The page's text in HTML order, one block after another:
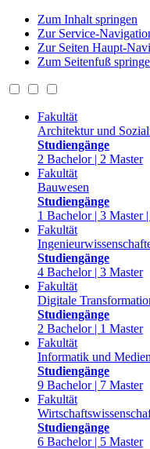
Zum Inhalt springen
Zur Service-
Zur Seiten Haupt-
Zum Seitenfuß
Fakultät
Architektur und
Studiengänge
2 Bachelor | 2 Master
Fakultät
Bauwesen
Studiengänge
1 Bachelor | 3 Master
Fakultät
Studiengänge
4 Bachelor | 3 Master
Fakultät
Digitale
Studiengänge
2 Bachelor | 1 Master
Fakultät
Informatik und Medien
Studiengänge
9 Bachelor | 7 Master
Fakultät
Studiengänge
6 Bachelor | 5 Master